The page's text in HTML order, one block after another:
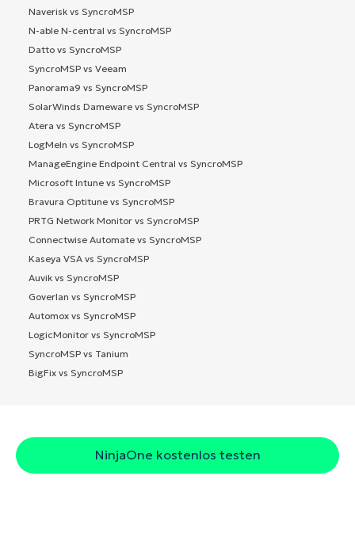
Naverisk vs SyncroMSP
N-able N-central vs SyncroMSP
Datto vs SyncroMSP
SyncroMSP vs Veeam
Panorama9 vs SyncroMSP
SolarWinds Dameware vs SyncroMSP
Atera vs SyncroMSP
LogMeIn vs SyncroMSP
ManageEngine Endpoint Central vs SyncroMSP
Microsoft Intune vs SyncroMSP
Bravura Optitune vs SyncroMSP
PRTG Network Monitor vs SyncroMSP
Connectwise Automate vs SyncroMSP
Kaseya VSA vs SyncroMSP
Auvik vs SyncroMSP
Goverlan vs SyncroMSP
Automox vs SyncroMSP
LogicMonitor vs SyncroMSP
SyncroMSP vs Tanium
BigFix vs SyncroMSP
NinjaOne kostenlos testen